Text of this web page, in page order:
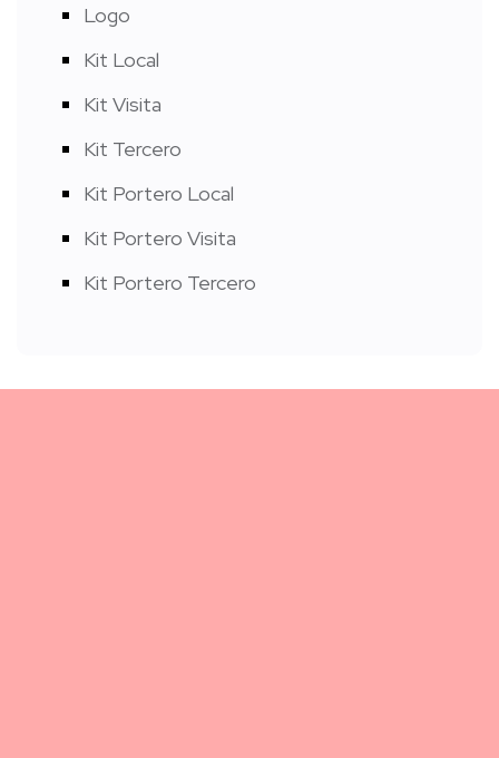
Logo
Kit Local
Kit Visita
Kit Tercero
Kit Portero Local
Kit Portero Visita
Kit Portero Tercero